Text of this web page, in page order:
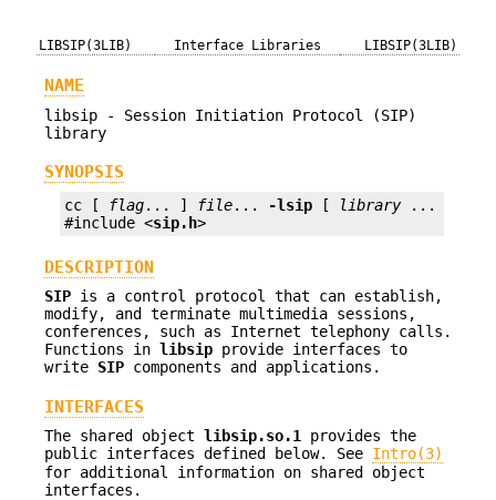
LIBSIP(3LIB) Interface Libraries LIBSIP(3LIB)
NAME
libsip - Session Initiation Protocol (SIP)
library
SYNOPSIS
cc [ flag... ] file... -lsip [ library
... ]
#include <sip.h>
DESCRIPTION
SIP is a control protocol that can establish,
modify, and terminate multimedia sessions,
conferences, such as Internet telephony calls.
Functions in libsip provide interfaces to
write SIP components and applications.
INTERFACES
The shared object libsip.so.1
provides the
public interfaces defined below. See Intro(3)
for additional information on shared object
interfaces.